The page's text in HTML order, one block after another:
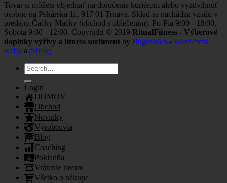
Tovar si môžete objednať na doručenie kuriérom alebo vyzdvihnúť
osobne na Pekárska 11, 917 01 Trnava. Sklad sa nachádza vzadu v
predajni Čačky Mačky (obchod s oblečením). Po-Pia 9:00 - 18:00,
Sobota 9:00 - 12:00. Copyright © 2019 RitualFitness - Výberové
doplnky výživy a fitness sortiment by BugesWeb - WordPress
weby a eshopy
Search
for:
Login
DOMOV
Obchod
Novinky
Výrobcovia
Blog
Coaching
Pokladňa
Vrátenie tovaru
Všetko o nákupe